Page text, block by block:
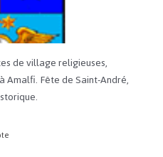
de village religieuses,
Amalfi. Fête de Saint-André,